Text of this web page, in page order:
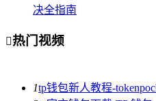
决全指南
热门视频
1tp钱包新人教程-